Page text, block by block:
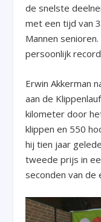
de snelste
met een tijd van
Mannen
persoonlijk
Erwin Akkerman
aan de
kilometer door
klippen en 550
hij tien jaar
tweede prijs in
seconden van de